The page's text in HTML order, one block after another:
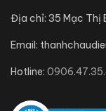
Địa chỉ: 35 Mạc Thị
Email:
Hotline: